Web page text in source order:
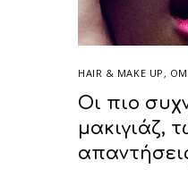
HAIR & MAKE UP ,
Οι πιο
μακιγιάζ,